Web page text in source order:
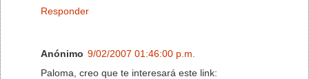
Responder
Anónimo 9/02/2007 01:46:00 p.m.
Paloma, creo que te interesará este link: